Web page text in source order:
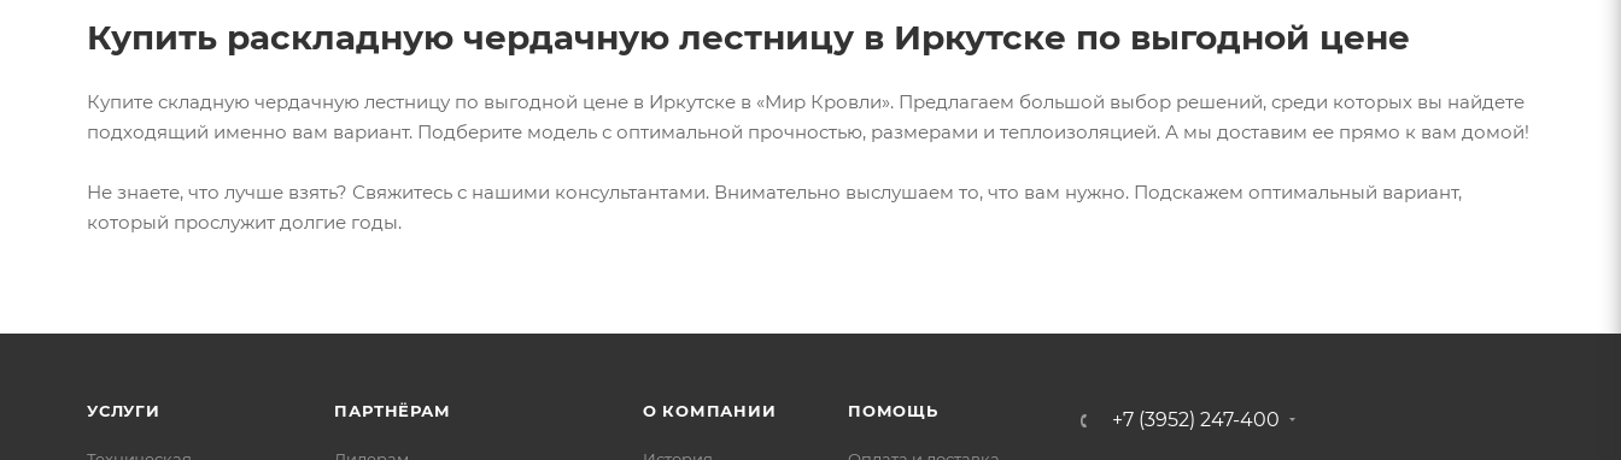
Купить раскладную чердачную лестницу в Иркутске по выгодной цене
Купите складную чердачную лестницу по выгодной цене в Иркутске в «Мир Кровли». Предлагаем большой выбор решений, среди которых вы найдете
подходящий именно вам вариант. Подберите модель с оптимальной прочностью, размерами и теплоизоляцией. А мы доставим ее прямо к вам домой!
Не знаете, что лучше взять? Свяжитесь с нашими консультантами. Внимательно выслушаем то, что вам нужно. Подскажем оптимальный вариант,
который прослужит долгие годы.
УСЛУГИ ПАРТНЁРАМ О КОМПАНИИ ПОМОЩЬ +7 (3952) 247-400